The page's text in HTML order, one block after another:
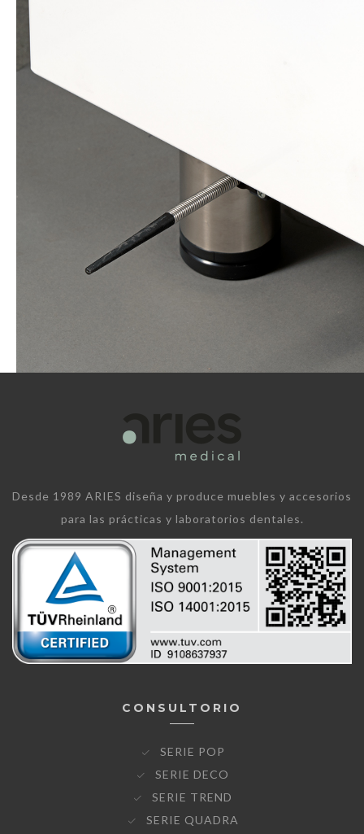
Desde 1989 ARIES diseña y produce muebles y accesorios
para las prácticas y laboratorios dentales.
CONSULTORIO
SERIE POP
SERIE DECO
SERIE TREND
SERIE QUADRA